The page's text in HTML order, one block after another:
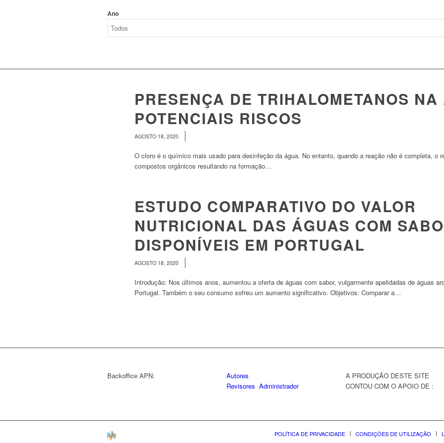
Ano
PRESENÇA DE TRIHALOMETANOS NA
POTENCIAIS RISCOS
AGOSTO 18, 2020
O cloro é o químico mais usado para desinfeção da água. No entanto, quando a reação não é completa, o
compostos orgânicos resultando na formação…
ESTUDO COMPARATIVO DO VALOR
NUTRICIONAL DAS ÁGUAS COM
DISPONÍVEIS EM PORTUGAL
AGOSTO 18, 2020
Introdução: Nos últimos anos, aumentou a oferta de águas com sabor, vulgarmente apelidadas de águas
Portugal. Também o seu consumo sofreu um aumento significativo. Objetivos: Comparar a…
Backoffice APN:
Autores
Revisores Administrador
A PRODUÇÃO DESTE SITE
CONTOU COM O APOIO DE :
POLÍTICA DE PRIVACIDADE CONDIÇÕES DE UTILIZAÇÃO